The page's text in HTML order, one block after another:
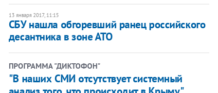
13 января 2017, 11:15
СБУ нашла обгоревший ранец российского
десантника в зоне АТО
ПРОГРАММА "ДИКТОФОН"
"В наших СМИ отсутствует системный